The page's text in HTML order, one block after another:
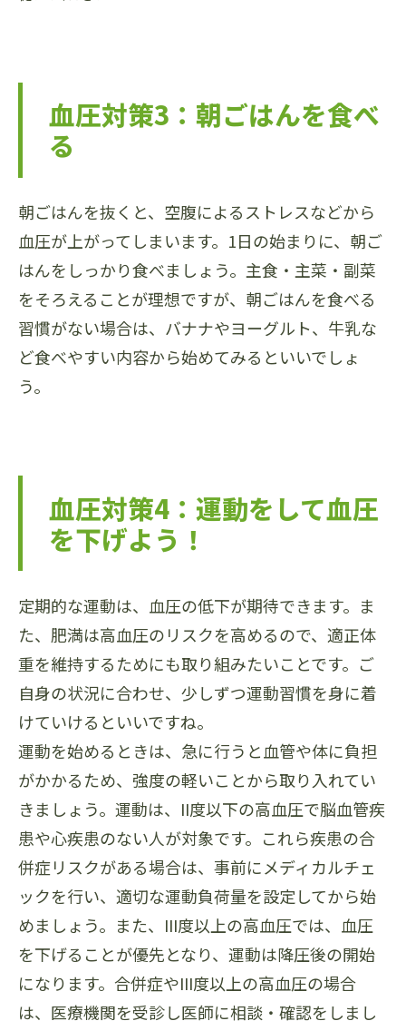
血圧対策3：朝ごはんを食べ
る
朝ごはんを抜くと、空腹によるストレスなどから
血圧が上がってしまいます。1日の始まりに、朝ご
はんをしっかり食べましょう。主食・主菜・副菜
をそろえることが理想ですが、朝ごはんを食べる
習慣がない場合は、バナナやヨーグルト、牛乳な
ど食べやすい内容から始めてみるといいでしょ
う。
血圧対策4：運動をして血圧
を下げよう！
定期的な運動は、血圧の低下が期待できます。ま
た、肥満は高血圧のリスクを高めるので、適正体
重を維持するためにも取り組みたいことです。ご
自身の状況に合わせ、少しずつ運動習慣を身に着
けていけるといいですね。
運動を始めるときは、急に行うと血管や体に負担
がかかるため、強度の軽いことから取り入れてい
きましょう。運動は、II度以下の高血圧で脳血管疾
患や心疾患のない人が対象です。これら疾患の合
併症リスクがある場合は、事前にメディカルチェ
ックを行い、適切な運動負荷量を設定してから始
めましょう。また、III度以上の高血圧では、血圧
を下げることが優先となり、運動は降圧後の開始
になります。合併症やIII度以上の高血圧の場合
は、医療機関を受診し医師に相談・確認をしまし